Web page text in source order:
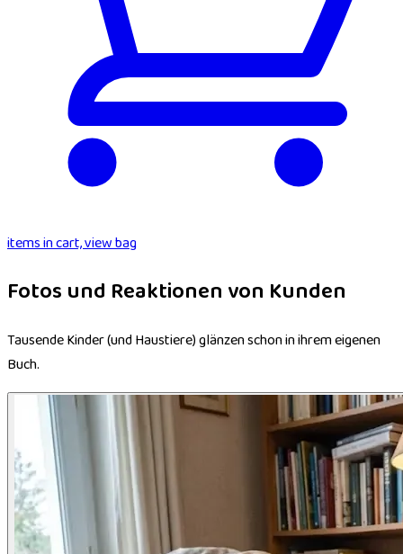
items in cart, view bag
Fotos und Reaktionen von Kunden
Tausende Kinder (und Haustiere) glänzen schon in ihrem eigenen
Buch.